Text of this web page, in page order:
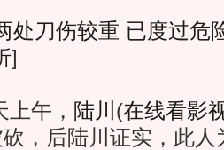
处刀伤较重 已度过危
]
午， 陆川 (在线看影
，后陆川证实，此人